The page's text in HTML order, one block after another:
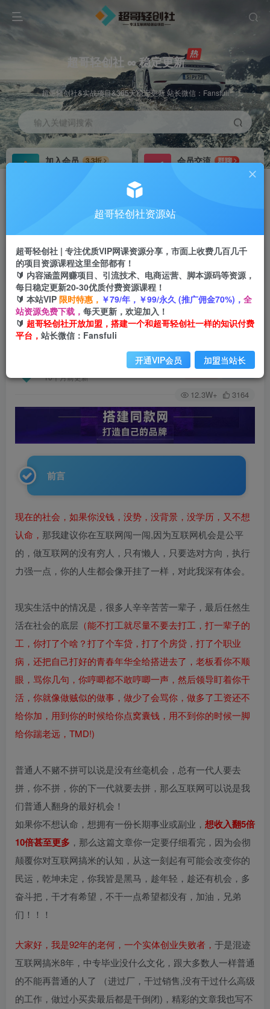
超哥轻创社 ∞ 稳定更新
超哥轻创社&实战项目&365天稳定更新 站长微信：Fansfuli
输入关键词搜索
加入会员
3.3折
会员交流
群聊
推广返佣高达70%
首页 网站公告 正文
你还在到处找项目？还在当韭菜？我靠卖项目一个
月收入5万+，曾经我也是个失败者。
10个月前更新
关注 私信
12.3W+ 3164
前言
现在的社会，如果你没钱，没势，没背景，没学历，又不想
认命， 那我建议你在互联网闯一闯,因为互联网机会是公平
的，做互联网的没有穷人，只有懒人，只要选对方向，执行
力强一点，你的人生都会像开挂了一样，对此我深有体会。
现实生活中的情况是，很多人辛辛苦苦一辈子，最后任然生
活在社会的底层 （能不打工就尽量不要去打工，打一辈子的
工，你打了个啥？打了个车贷，打了个房贷，打了个职业
病，还把自己打好的青春年华全给搭进去了，老板看你不顺
眼，骂你几句，你哼唧都不敢哼唧一声，然后领导盯着你干
活，你就像做贼似的做事，做少了会骂你，做多了工资还不
给你加，用到你的时候给你点窝囊钱，用不到你的时候一脚
给你踹老远，TMD!)
普通人不赌不拼可以说是没有丝毫机会，总有一代人要去
拼，你不拼，你的下一代就要去拼，那么互联网可以说是我
们普通人翻身的最好机会！
如果你不想认命，想拥有一份长期事业或副业， 想收入翻5倍
10倍甚至更多 ，那么这篇文章你一定要仔细看完，因为会彻
颠覆你对互联网搞米的认知，从这一刻起有可能会改变你的
民运，乾坤未定，你我皆是黑马，趁年轻，趁还有机会，多
奋斗把，干才有希望，不干一点希望都没有，加油，兄弟
们！！！
大家好，我是92年的老何，一个实体创业失败者， 于是混迹
互联网搞米8年，中专毕业没什么文化，跟大多数人一样普通
的不能再普通的人了 （进过厂，干过销售,没有干过什么高级
的工作，做过小买卖最后都是干倒闭)，精彩的文章我也写不
超哥轻创社资源站
超哥轻创社 | 专注优质VIP网课资源分享，市面上收费几百几千
的项目资源课程这里全部都有！
🔰 内容涵盖网赚项目、引流技术、电商运营、脚本源码等资源，
每日稳定更新20-30优质付费资源课程！
🔰 本站VIP 限时特惠， ￥79/年，￥99/永久 (推广佣金70%)， 全
站资源免费下载， 每天更新，欢迎加入！
🔰 超哥轻创社开放加盟，搭建一个和超哥轻创社一样的知识付费
平台， 站长微信：Fansfuli
开通VIP会员 加盟当站长